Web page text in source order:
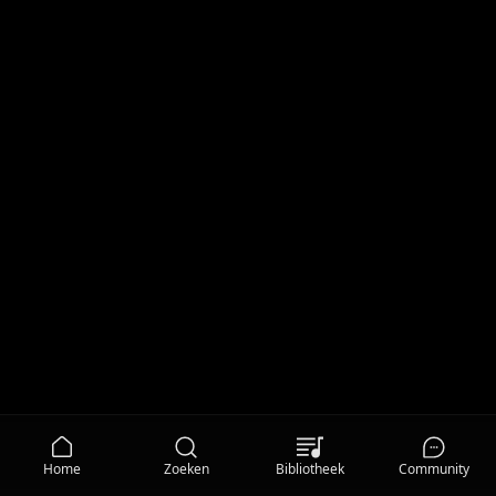
Home Zoeken Bibliotheek Community